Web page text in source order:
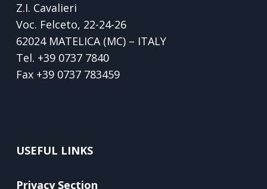
Z.I. Cavalieri
Voc. Felceto, 22-24-26
62024 MATELICA (MC) – ITALY
Tel. +39 0737 7840
Fax +39 0737 783459
USEFUL LINKS
Privacy Section